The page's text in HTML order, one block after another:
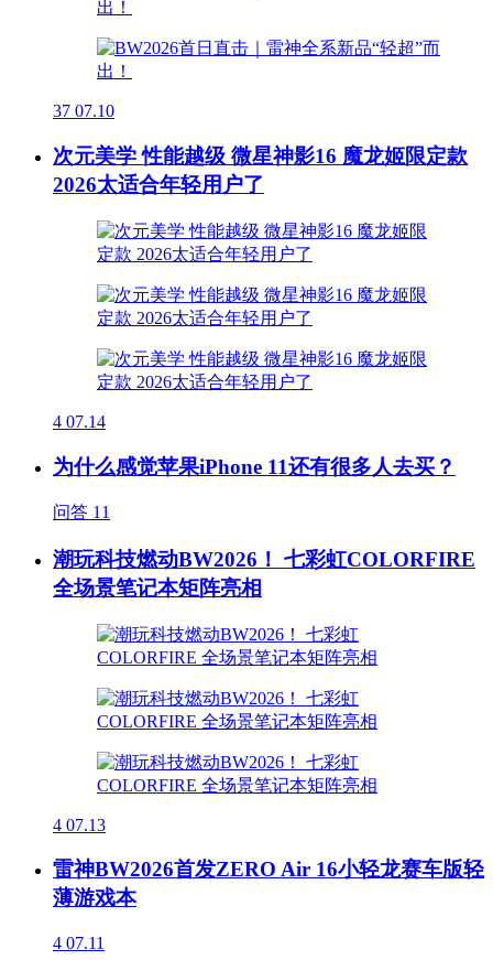
37 07.10
次元美学 性能越级 微星神影16 魔龙姬限定款
2026太适合年轻用户了
4 07.14
为什么感觉苹果iPhone 11还有很多人去买？
问答 11
潮玩科技燃动BW2026！ 七彩虹COLORFIRE
全场景笔记本矩阵亮相
4 07.13
雷神BW2026首发ZERO Air 16小轻龙赛车版轻
薄游戏本
4 07.11